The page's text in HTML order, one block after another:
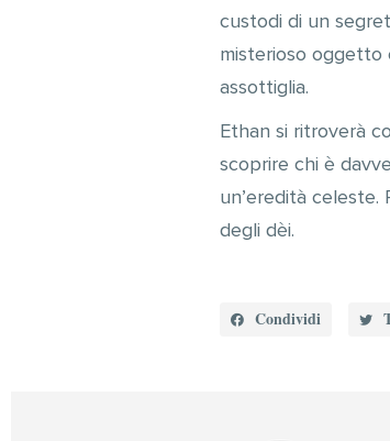
custodi di un
misterioso oggetto
assottiglia.
Ethan si ritroverà
scoprire chi è
un’eredità
degli dèi.
Condividi